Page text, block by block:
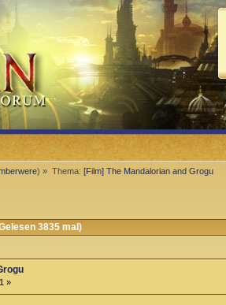
) » Thema: [Film] The Mandalorian and Grogu
3835 mal)
»